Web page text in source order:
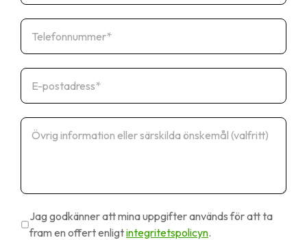
Jag godkänner att mina uppgifter används för att ta
fram en offert enligtintegritetspolicyn.